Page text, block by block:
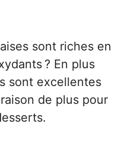
sont riches en
? En plus
sont excellentes
de plus pour